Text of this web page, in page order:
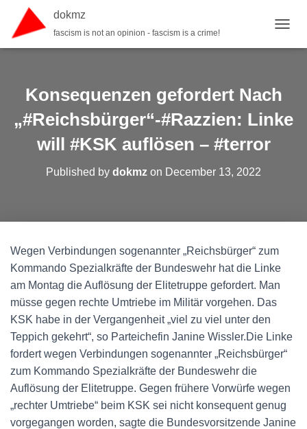
dokmz
fascism is not an opinion - fascism is a crime!
Konsequenzen gefordert Nach
„#Reichsbürger“-#Razzien: Linke
will #KSK auflösen – #terror
Published by dokmz on December 13, 2022
Wegen Verbindungen sogenannter „Reichsbürger“ zum
Kommando Spezialkräfte der Bundeswehr hat die Linke
am Montag die Auflösung der Elitetruppe gefordert. Man
müsse gegen rechte Umtriebe im Militär vorgehen. Das
KSK habe in der Vergangenheit „viel zu viel unter den
Teppich gekehrt“, so Parteichefin Janine Wissler.Die Linke
fordert wegen Verbindungen sogenannter „Reichsbürger“
zum Kommando Spezialkräfte der Bundeswehr die
Auflösung der Elitetruppe. Gegen frühere Vorwürfe wegen
„rechter Umtriebe“ beim KSK sei nicht konsequent genug
vorgegangen worden, sagte die Bundesvorsitzende Janine